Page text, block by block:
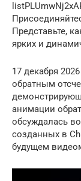
Представьте,
ярких и
17 декабря
обратным
анимации
обсуждалась
созданных в
будущем